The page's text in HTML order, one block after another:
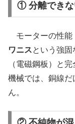
① 分離できな
モーターの性能
ワニスという強
（電磁鋼板）と
機械では、銅線
ん。